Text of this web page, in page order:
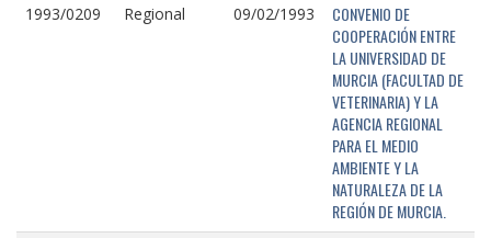
1993/0209 Regional 09/02/1993
CONVENIO DE
COOPERACIÓN ENTRE
LA UNIVERSIDAD DE
MURCIA (FACULTAD DE
VETERINARIA) Y LA
AGENCIA REGIONAL
PARA EL MEDIO
AMBIENTE Y LA
NATURALEZA DE LA
REGIÓN DE MURCIA.